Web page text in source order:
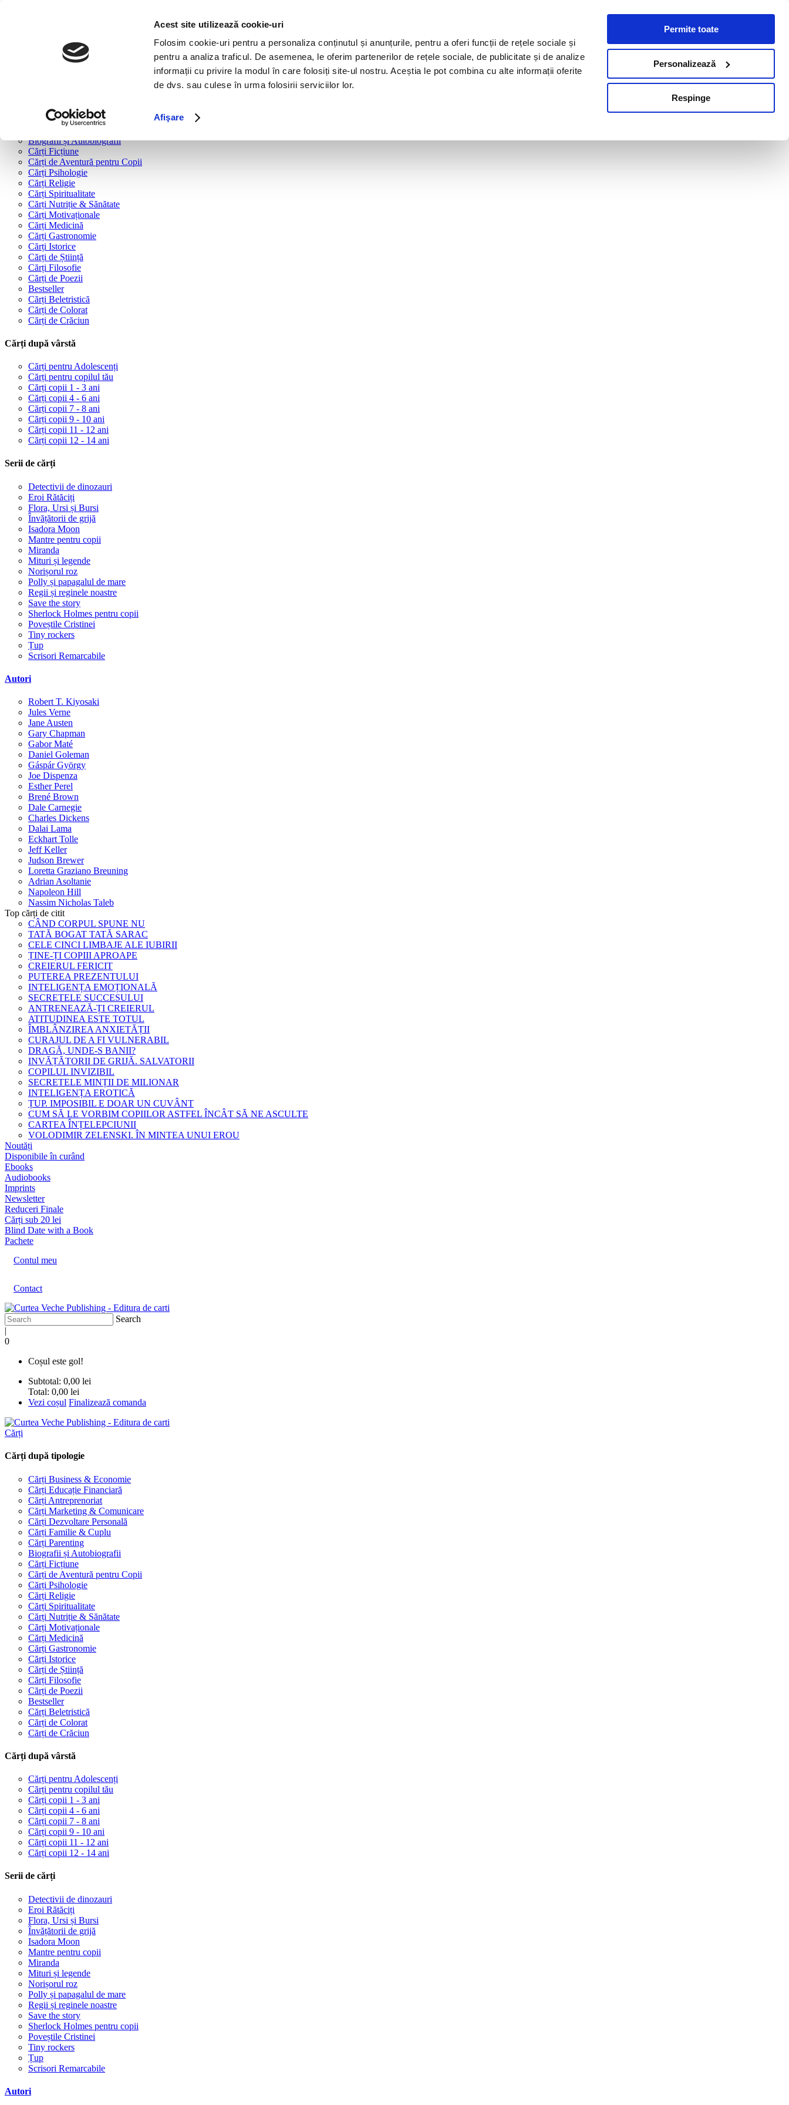
Acest site utilizează cookie-uri
Folosim cookie-uri pentru a personaliza conținutul și anunțurile, pentru a oferi funcții de rețele sociale și
pentru a analiza traficul. De asemenea, le oferim partenerilor de rețele sociale, de publicitate și de analize
informații cu privire la modul în care folosiți site-ul nostru. Aceștia le pot combina cu alte informații oferite
de dvs. sau culese în urma folosirii serviciilor lor.
Afişare
Permite toate
Personalizează
Respinge
Cărți după tipologie
Cărți Dezvoltare Personală
Cărți Familie & Cuplu
Biografii și Autobiografii
Cărți Ficțiune
Cărți de Aventură pentru Copii
Cărți Psihologie
Cărți Religie
Cărți Spiritualitate
Cărți Nutriție & Sănătate
Cărți Motivaționale
Cărți Medicină
Cărți Gastronomie
Cărți Istorice
Cărți de Știință
Cărți Filosofie
Cărți de Poezii
Bestseller
Cărți Beletristică
Cărți de Colorat
Cărți de Crăciun
Cărți după vârstă
Cărți pentru Adolescenți
Cărți pentru copilul tău
Cărți copii 1 - 3 ani
Cărți copii 4 - 6 ani
Cărți copii 7 - 8 ani
Cărți copii 9 - 10 ani
Cărți copii 11 - 12 ani
Cărți copii 12 - 14 ani
Serii de cărți
Detectivii de dinozauri
Eroi Rătăciți
Flora, Ursi și Bursi
Învățătorii de grijă
Isadora Moon
Mantre pentru copii
Miranda
Mituri și legende
Norișorul roz
Polly și papagalul de mare
Regii și reginele noastre
Save the story
Sherlock Holmes pentru copii
Poveștile Cristinei
Tiny rockers
Țup
Scrisori Remarcabile
Autori
Robert T. Kiyosaki
Jules Verne
Jane Austen
Gary Chapman
Gabor Maté
Daniel Goleman
Gáspár György
Joe Dispenza
Esther Perel
Brené Brown
Dale Carnegie
Charles Dickens
Dalai Lama
Eckhart Tolle
Jeff Keller
Judson Brewer
Loretta Graziano Breuning
Adrian Asoltanie
Napoleon Hill
Nassim Nicholas Taleb
Top cărți de citit
CÂND CORPUL SPUNE NU
TATĂ BOGAT TATĂ SARAC
CELE CINCI LIMBAJE ALE IUBIRII
ȚINE-ȚI COPIII APROAPE
CREIERUL FERICIT
PUTEREA PREZENTULUI
INTELIGENȚA EMOȚIONALĂ
SECRETELE SUCCESULUI
ANTRENEAZĂ-ȚI CREIERUL
ATITUDINEA ESTE TOTUL
ÎMBLÂNZIREA ANXIETĂȚII
CURAJUL DE A FI VULNERABIL
DRAGĂ, UNDE-S BANII?
INVĂȚĂTORII DE GRIJĂ. SALVATORII
COPILUL INVIZIBIL
SECRETELE MINȚII DE MILIONAR
INTELIGENȚA EROTICĂ
ȚUP. IMPOSIBIL E DOAR UN CUVÂNT
CUM SĂ LE VORBIM COPIILOR ASTFEL ÎNCÂT SĂ NE ASCULTE
CARTEA ÎNȚELEPCIUNII
VOLODIMIR ZELENSKI. ÎN MINTEA UNUI EROU
Noutăți
Disponibile în curând
Ebooks
Audiobooks
Imprints
Newsletter
Reduceri Finale
Cărți sub 20 lei
Blind Date with a Book
Pachete
Contul meu
Contact
Search
|
0
Coșul este gol!
Subtotal: 0,00 lei
Total: 0,00 lei
Vezi coșul Finalizează comanda
Cărți
Cărți după tipologie
Cărți Business & Economie
Cărți Educație Financiară
Cărți Antreprenoriat
Cărți Marketing & Comunicare
Cărți Dezvoltare Personală
Cărți Familie & Cuplu
Cărți Parenting
Biografii și Autobiografii
Cărți Ficțiune
Cărți de Aventură pentru Copii
Cărți Psihologie
Cărți Religie
Cărți Spiritualitate
Cărți Nutriție & Sănătate
Cărți Motivaționale
Cărți Medicină
Cărți Gastronomie
Cărți Istorice
Cărți de Știință
Cărți Filosofie
Cărți de Poezii
Bestseller
Cărți Beletristică
Cărți de Colorat
Cărți de Crăciun
Cărți după vârstă
Cărți pentru Adolescenți
Cărți pentru copilul tău
Cărți copii 1 - 3 ani
Cărți copii 4 - 6 ani
Cărți copii 7 - 8 ani
Cărți copii 9 - 10 ani
Cărți copii 11 - 12 ani
Cărți copii 12 - 14 ani
Serii de cărți
Detectivii de dinozauri
Eroi Rătăciți
Flora, Ursi și Bursi
Învățătorii de grijă
Isadora Moon
Mantre pentru copii
Miranda
Mituri și legende
Norișorul roz
Polly și papagalul de mare
Regii și reginele noastre
Save the story
Sherlock Holmes pentru copii
Poveștile Cristinei
Tiny rockers
Țup
Scrisori Remarcabile
Autori